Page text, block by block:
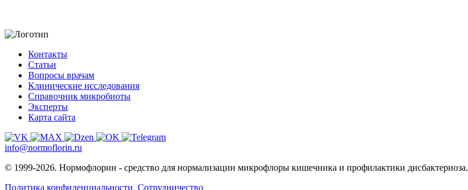
Контакты
Статьи
Вопросы врачам
Клинические исследования
Справочник микробиоты
Эксперты
Карта сайта
info@normoflorin.ru
© 1999-2026. Нормофлорин - средство для нормализации микрофлоры кишечника и профилактики дисбактериоза.
Политика конфиденциальности Сотрудничество